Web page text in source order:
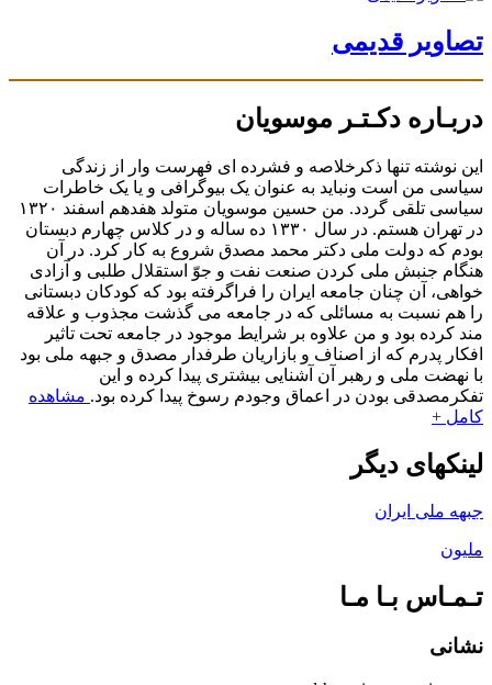
تصاویر قدیمی
دربـاره دکـتـر موسویان
این نوشته تنها ذکرخلاصه و فشرده ای فهرست وار از زندگی
سیاسی من است ونباید به عنوان یک بیوگرافی و یا یک خاطرات
سیاسی تلقی گردد. من حسین موسویان متولد هفدهم اسفند ۱۳۲۰
در تهران هستم. در سال ۱۳۳۰ ده ساله و در کلاس چهارم دبستان
بودم که دولت ملی دکتر محمد مصدق شروع به کار کرد. در آن
هنگام جنبش ملی کردن صنعت نفت و جوّ استقلال طلبی و آزادی
خواهی، آن چنان جامعه ایران را فراگرفته بود که کودکان دبستانی
را هم نسبت به مسائلی که در جامعه می گذشت مجذوب و علاقه
مند کرده بود و من علاوه بر شرایط موجود در جامعه تحت تاثیر
افکار پدرم که از اصناف و بازاریان طرفدار مصدق و جبهه ملی بود
با نهضت ملی و رهبر آن آشنایی بیشتری پیدا کرده و این
تفکرمصدقی بودن در اعماق وجودم رسوخ پیدا کرده بود. مشاهده
کامل +
لینکهای دیگر
جبهه ملی ایران
ملیون
تـمـاس بـا مـا
نشانی